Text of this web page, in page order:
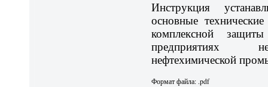
Инструкция
основные
комплексной
предприятиях
нефтехимической
Формат файла: .pdf